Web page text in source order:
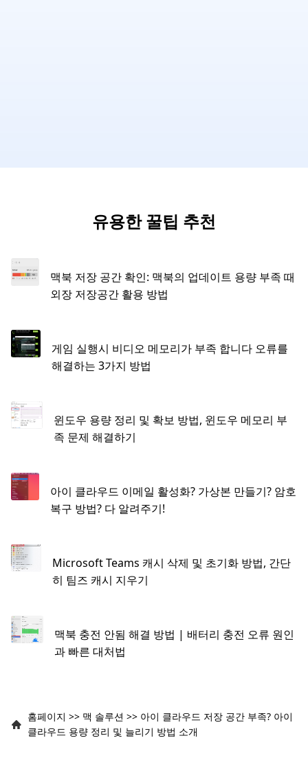
유용한 꿀팁 추천
맥북 저장 공간 확인: 맥북의 업데이트 용량 부족 때
외장 저장공간 활용 방법
게임 실행시 비디오 메모리가 부족 합니다 오류를
해결하는 3가지 방법
윈도우 용량 정리 및 확보 방법, 윈도우 메모리 부
족 문제 해결하기
아이 클라우드 이메일 활성화? 가상본 만들기? 암호
복구 방법? 다 알려주기!
Microsoft Teams 캐시 삭제 및 초기화 방법, 간단
히 팀즈 캐시 지우기
맥북 충전 안됨 해결 방법 | 배터리 충전 오류 원인
과 빠른 대처법
홈페이지 >> 맥 솔루션 >> 아이 클라우드 저장 공간 부족? 아이
클라우드 용량 정리 및 늘리기 방법 소개